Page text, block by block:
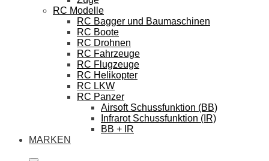
RC Modelle
RC Bagger und Baumaschinen
RC Boote
RC Drohnen
RC Fahrzeuge
RC Flugzeuge
RC Helikopter
RC LKW
RC Panzer
Airsoft Schussfunktion (BB)
Infrarot Schussfunktion (IR)
BB + IR
MARKEN